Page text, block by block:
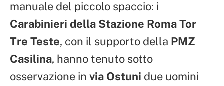
manuale del piccolo spaccio: i
Carabinieri della Stazione Roma Tor
Tre Teste, con il supporto della PMZ
Casilina, hanno tenuto sotto
osservazione in via Ostuni due uomini